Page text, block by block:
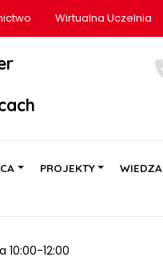
Wirtualna Uczelnia
PROJEKTY WIEDZA
10:00-12:00